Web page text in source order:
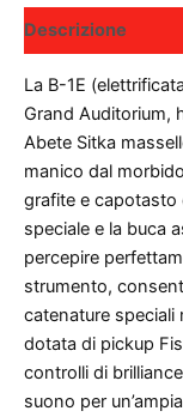
Descrizione
La B-1E
Grand Auditorium,
Abete Sitka
manico dal
grafite e capotasto
speciale e la buca
percepire
strumento,
catenature speciali
dotata di pickup
controlli di
suono per